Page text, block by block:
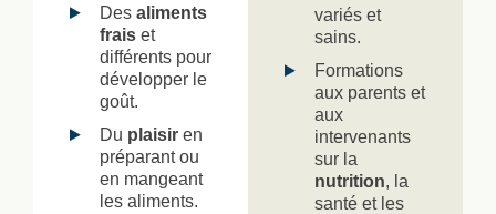
Des aliments
frais et
différents pour
développer le
goût.
Du plaisir en
préparant ou
en mangeant
les aliments.
variés et
sains.
Formations
aux parents et
aux
intervenants
sur la
nutrition, la
santé et les